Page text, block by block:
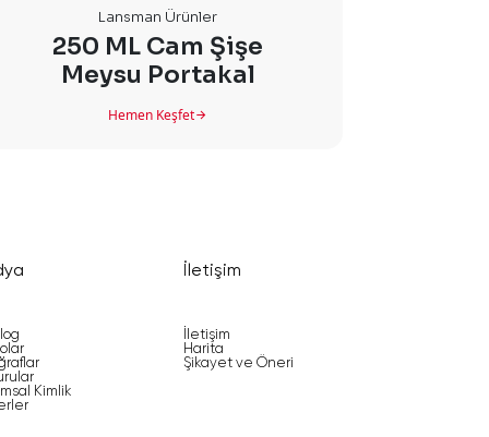
Lansman Ürünler
250 ML Cam Şişe
Meysu Portakal
Hemen Keşfet
Kimlik
İletişim
İletişim
Harita
Şikayet ve Öneri